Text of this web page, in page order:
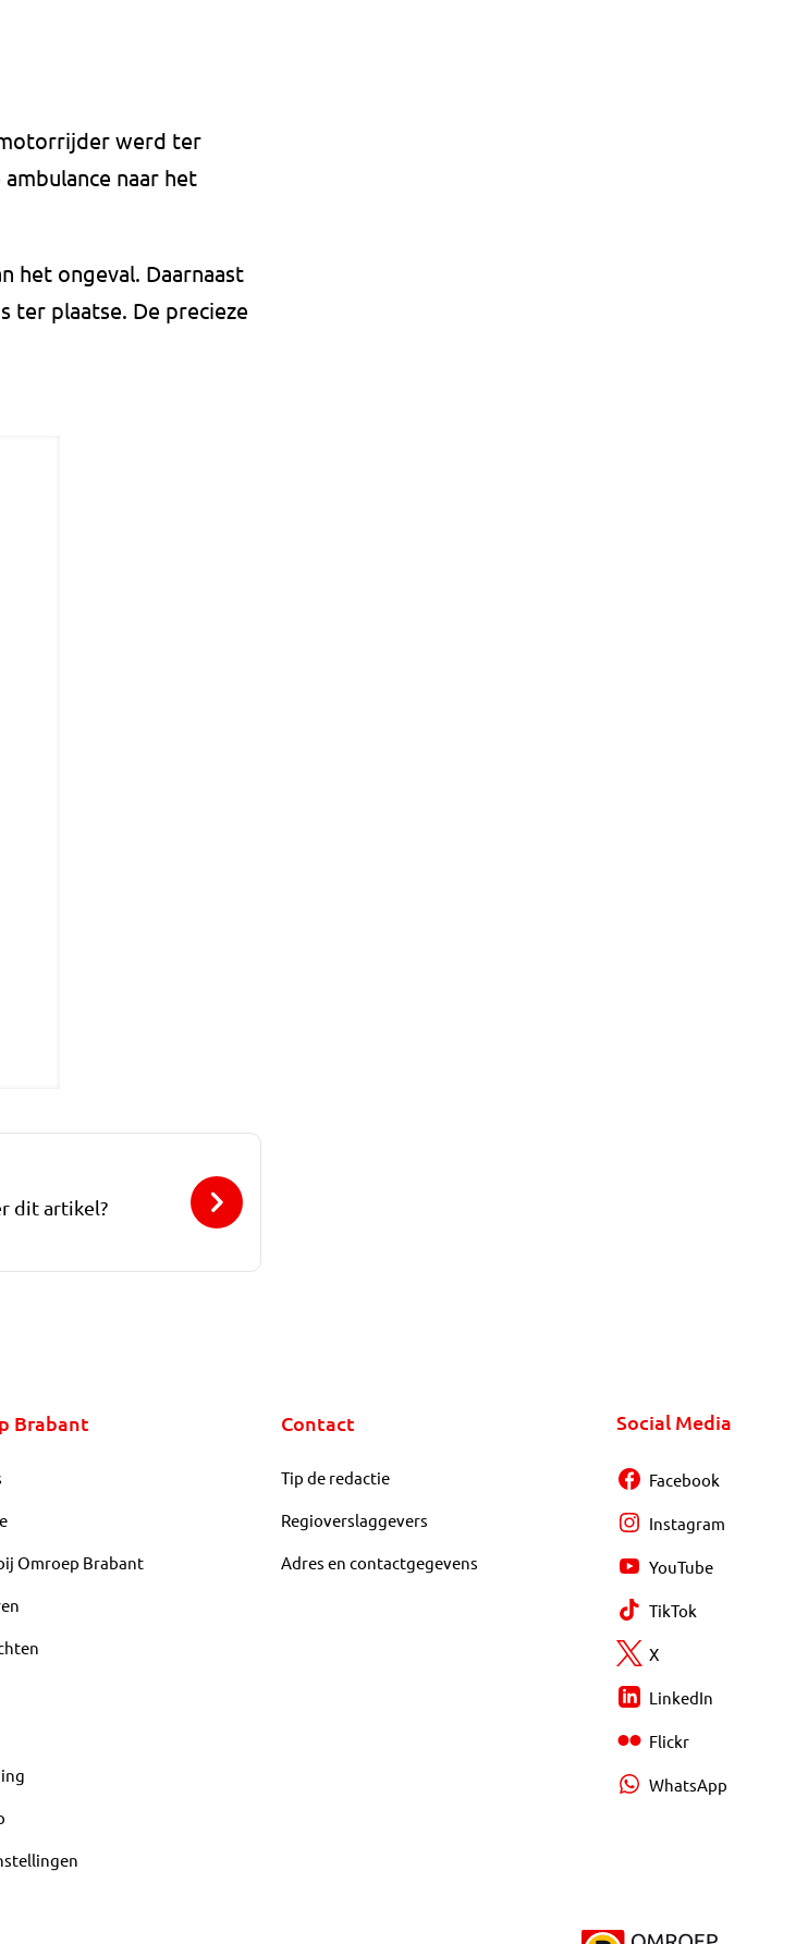
werd ter
naar het
het ongeval. Daarnaast
ter plaatse. De precieze
dit artikel?
Brabant
Omroep Brabant
Contact
Tip de redactie
Regioverslaggevers
Adres en contactgegevens
Social Media
Facebook
Instagram
YouTube
TikTok
X
LinkedIn
Flickr
WhatsApp